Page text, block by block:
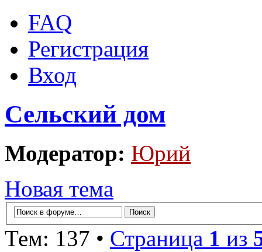
FAQ
Регистрация
Вход
Сельский дом
Модератор: Юрий
Новая тема
Тем: 137 • Страница 1 из